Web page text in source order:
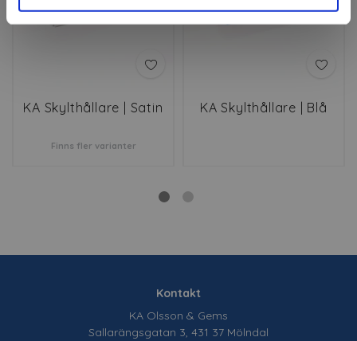
KA Skylthållare | Satin
Finns fler varianter
KA Skylthållare | Blå
Kontakt
KA Olsson & Gems
Sallarängsgatan 3, 431 37 Mölndal